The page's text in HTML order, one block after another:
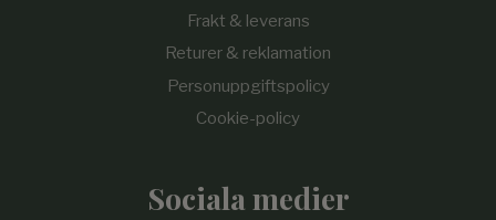
Frakt & leverans
Returer & reklamation
Personuppgiftspolicy
Cookie-policy
Sociala medier